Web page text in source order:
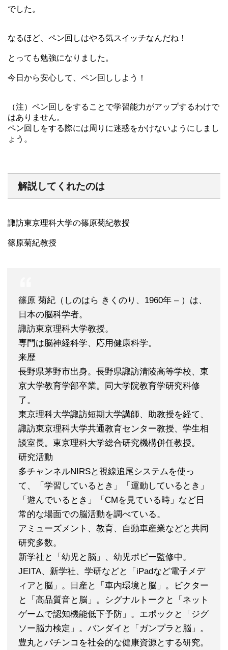
でした。
なるほど、ペン回しはやる気スイッチなんだね！
とっても勉強になりました。
今日から安心して、ペン回ししよう！
（注）ペン回しをすることで学習能力がアップするわけで
はありません。
ペン回しをする際には周りに迷惑をかけないようにしまし
ょう。
解説してくれたのは
諏訪東京理科大学の篠原菊紀教授
篠原菊紀教授
篠原 菊紀（しのはら きくのり、1960年 – ）は、
日本の脳科学者。
諏訪東京理科大学教授。
専門は脳神経科学、応用健康科学。
来歴
長野県茅野市出身。長野県諏訪清陵高等学校、東
京大学教育学部卒業。同大学院教育学研究科修
了。
東京理科大学諏訪短期大学講師、助教授を経て、
諏訪東京理科大学共通教育センター教授、学生相
談室長。東京理科大学総合研究機構併任教授。
研究活動
多チャンネルNIRSと視線追尾システムを使っ
て、「学習しているとき」「運動しているとき」
「遊んでいるとき」「CMを見ている時」など日
常的な場面での脳活動を調べている。
アミューズメント、教育、自動車産業などと共同
研究多数。
新学社と「幼児と脳」、幼児ポピー監修中。
JEITA、新学社、学研などと「iPadなど電子メデ
ィアと脳」。日産と「車内環境と脳」。ビクター
と「高品質音と脳」。シグナルトークと「ネット
ゲームで認知機能低下予防」。エポックと「ジグ
ソー脳力検定」。バンダイと「ガンプラと脳」。
豊丸とパチンコを社会的な健康資源とする研究。